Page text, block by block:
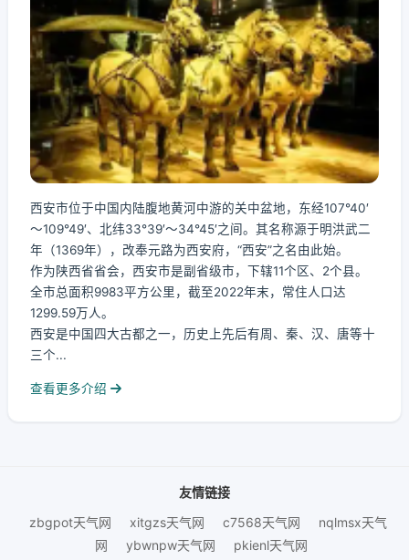
西安市位于中国内陆腹地黄河中游的关中盆地，东经107°40′
～109°49′、北纬33°39′～34°45′之间。其名称源于明洪武二
年（1369年），改奉元路为西安府，“西安”之名由此始。
作为陕西省省会，西安市是副省级市，下辖11个区、2个县。
全市总面积9983平方公里，截至2022年末，常住人口达
1299.59万人。
西安是中国四大古都之一，历史上先后有周、秦、汉、唐等十
三个...
查看更多介绍
友情链接
zbgpot天气网
xitgzs天气网 c7568天气网
nqlmsx天气
网
ybwnpw天气网 pkienl天气网